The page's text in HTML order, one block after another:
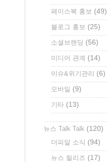
페이스북 홍보 (49)
블로그 홍보 (25)
소셜브랜딩 (56)
미디어 관계 (14)
이슈&위기관리 (6)
모바일 (9)
기타 (13)
뉴스 Talk Talk (120)
더피알 소식 (94)
뉴스 릴리즈 (17)